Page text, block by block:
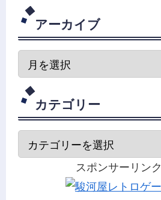
アーカイブ
カテゴリー
スポンサーリンク